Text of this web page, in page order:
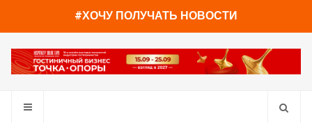
#ХОЧУ ПОЛУЧАТЬ НОВОСТИ